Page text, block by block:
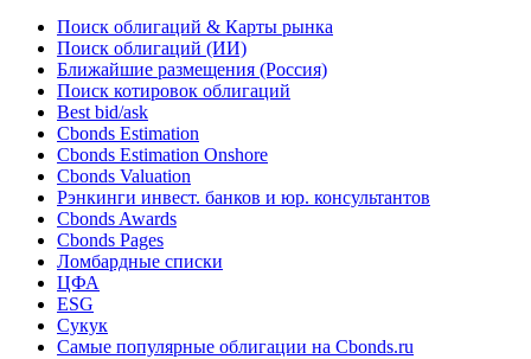
Поиск облигаций & Карты рынка
Поиск облигаций (ИИ)
Ближайшие размещения (Россия)
Поиск котировок облигаций
Best bid/ask
Cbonds Estimation
Cbonds Estimation Onshore
Cbonds Valuation
Рэнкинги инвест. банков и юр. консультантов
Cbonds Awards
Cbonds Pages
Ломбардные списки
ЦФА
ESG
Сукук
Самые популярные облигации на Cbonds.ru